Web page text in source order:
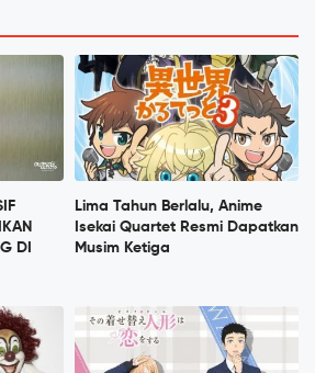
DI
Lima Tahun Berlalu, Anime
Isekai Quartet Resmi Dapatkan
Musim Ketiga